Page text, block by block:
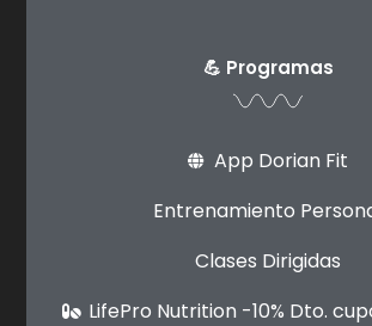
💪 Programas
App Dorian Fit
Entrenamiento
Clases Dirigidas
LifePro Nutrition -10% Dto.